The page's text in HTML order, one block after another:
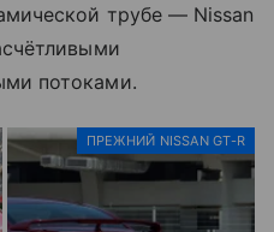
трубе — Nissan
потоками.
ПРЕЖНИЙ NISSAN GT-R